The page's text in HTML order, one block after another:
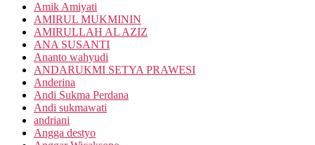
Amik Amiyati
AMIRUL MUKMININ
AMIRULLAH AL AZIZ
ANA SUSANTI
Ananto wahyudi
ANDARUKMI SETYA PRAWESI
Anderina
Andi Sukma Perdana
Andi sukmawati
andriani
Angga destyo